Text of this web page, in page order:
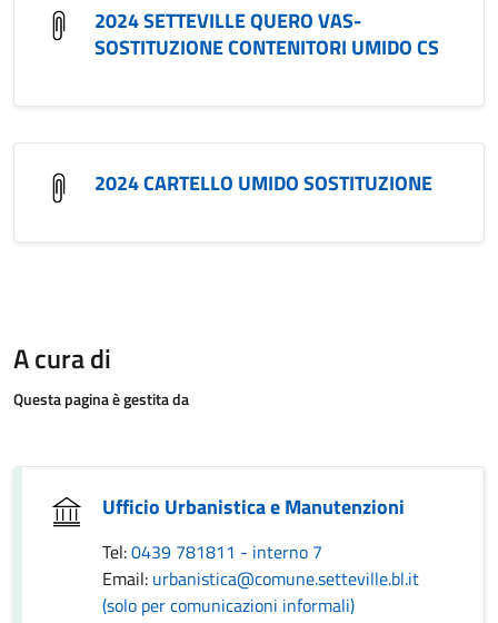
2024 SETTEVILLE QUERO VAS-
SOSTITUZIONE CONTENITORI UMIDO CS
2024 CARTELLO UMIDO SOSTITUZIONE
A cura di
Questa pagina è gestita da
Ufficio Urbanistica e Manutenzioni
Tel:0439 781811 - interno 7
Email: urbanistica@comune.setteville.bl.it
(solo per comunicazioni informali)